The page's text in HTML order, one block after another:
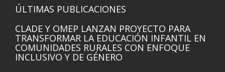
ÚLTIMAS PUBLICACIONES
CLADE Y OMEP LANZAN PROYECTO PARA
TRANSFORMAR LA EDUCACIÓN INFANTIL EN
COMUNIDADES RURALES CON ENFOQUE
INCLUSIVO Y DE GÉNERO